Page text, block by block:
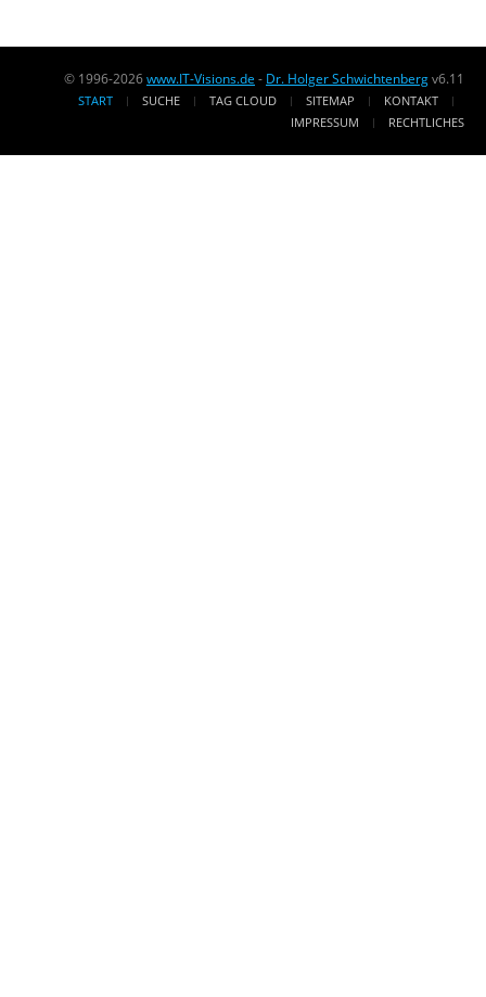
© 1996-2026www.IT-Visions.de - Dr. Holger Schwichtenbergv6.11
START SUCHE TAG CLOUD SITEMAP
KONTAKT
IMPRESSUM
RECHTLICHES